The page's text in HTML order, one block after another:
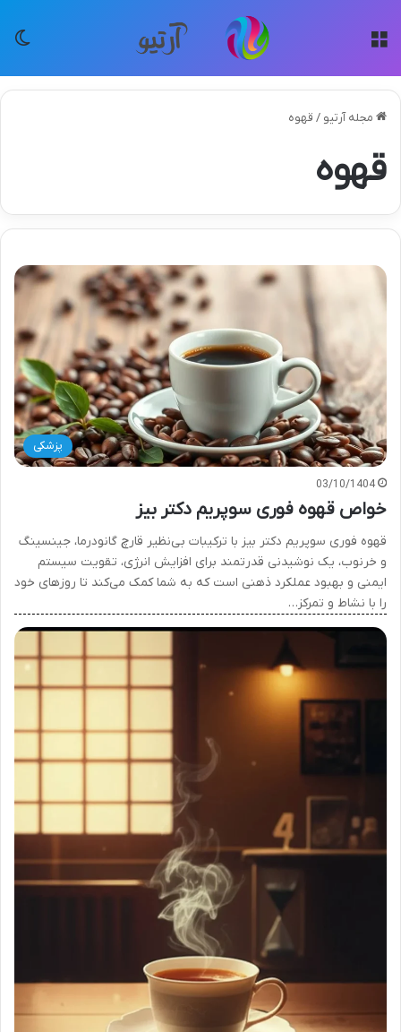
مجله آرتیو / قهوه
قهوه
پزشکی
03/10/1404
خواص قهوه فوری سوپریم دکتر بیز
قهوه فوری سوپریم دکتر بیز با ترکیبات بی‌نظیر قارچ گانودرما، جینسینگ
و خرنوب، یک نوشیدنی قدرتمند برای افزایش انرژی، تقویت سیستم
ایمنی و بهبود عملکرد ذهنی است که به شما کمک می‌کند تا روزهای خود
را با نشاط و تمرکز…